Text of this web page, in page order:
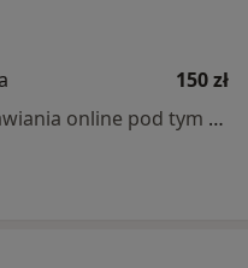
150 zł
Specjalista nie oferuje umawiania online pod tym adresem.